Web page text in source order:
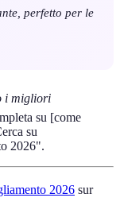
perfetto per le
i migliori
su [come
su
2026".
2026 sur